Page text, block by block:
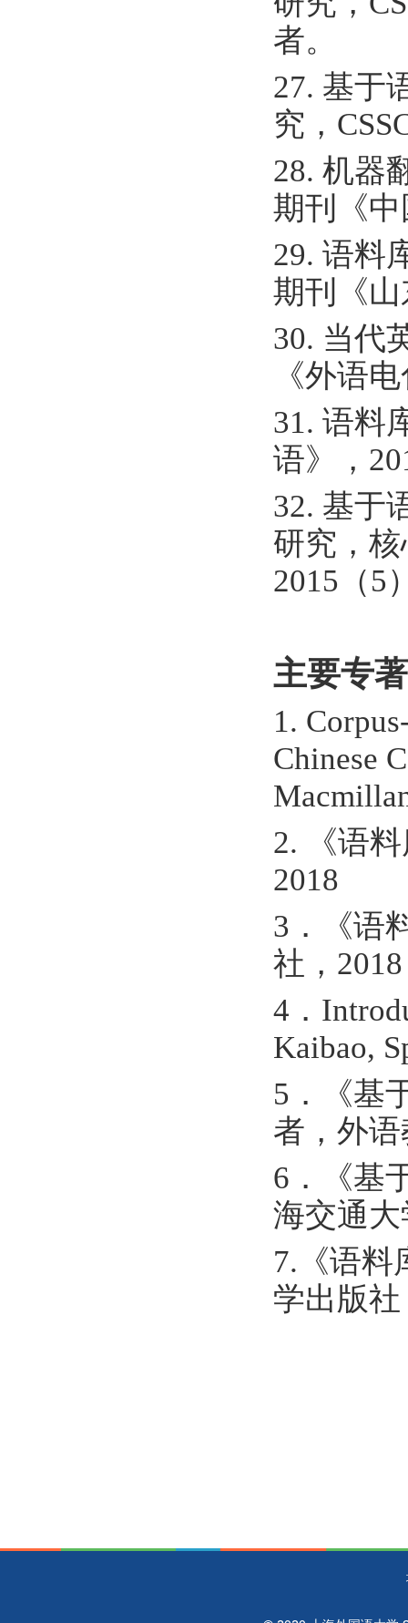
者。
27. 基于
究，
28. 机器
期刊《
29. 语料
期刊《
30. 当代
《外语
31. 语料
语》，
32. 基于
研究，
2015（5
主要专
1.
Chinese
2. 《语
2018
3．《语
社，2018
4．
Kaibao,
5．《基
者，外
6．《基
海交通
7.《语料
学出版社